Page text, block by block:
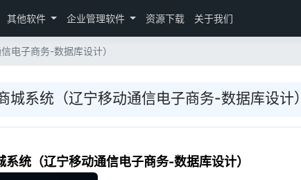
其他软件 企业管理软件 资源下载 关于我们
电子商务-数据库设计）
系统（辽宁移动通信电子商务-数据库设计）
统（辽宁移动通信电子商务-数据库设计）